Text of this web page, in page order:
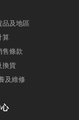
品及地區
算
售條款
換貨
及維修